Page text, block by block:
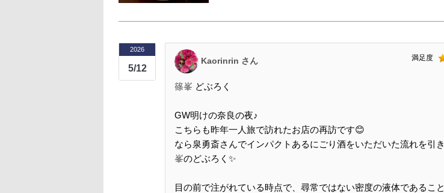
2026
5/12
Kaorinrin さん 満足度
篠峯 どぶろく
GW明けの奈良の夜♪
こちらも昨年一人旅で訪れたお店の再訪です😊
なら泉勇斎さんでインパクトあるにごり酒をいただいた流れを引き
峯のどぶろく✨️
目の前で注がれている時点で、尋常ではない密度の液体であるこ